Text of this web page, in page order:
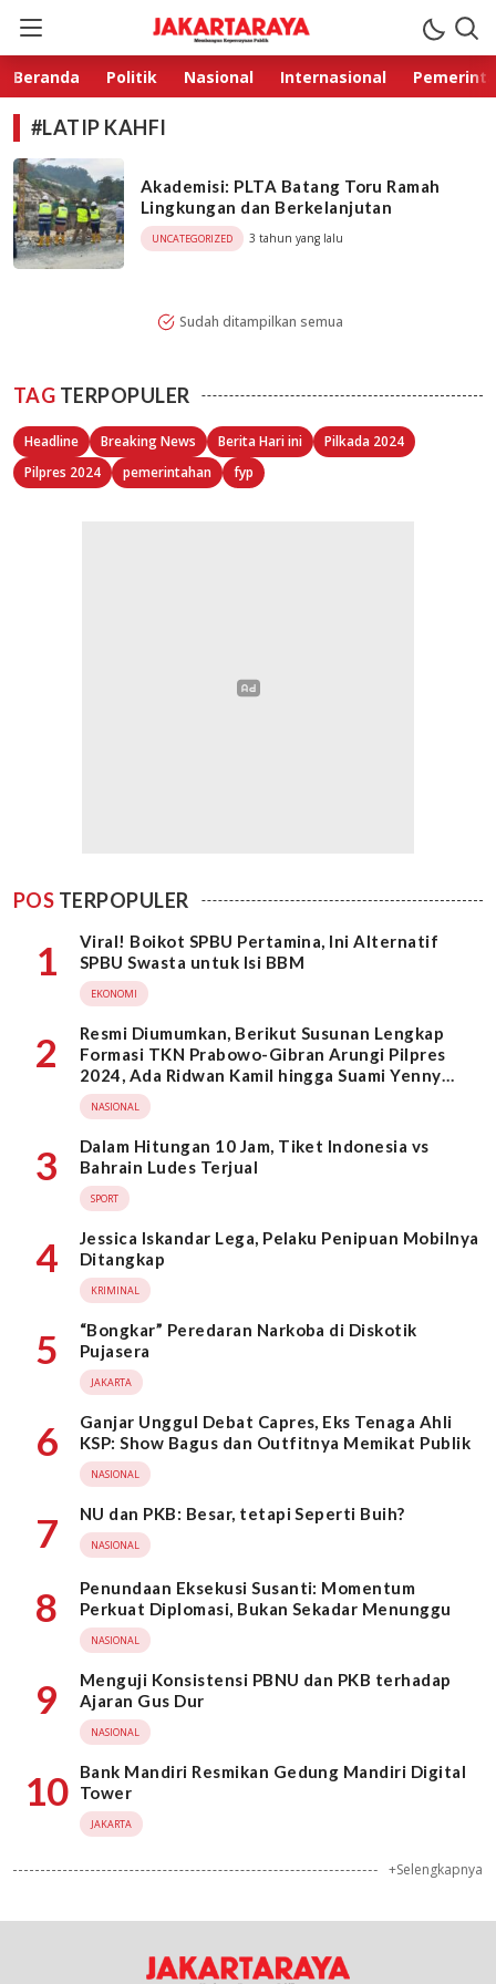
Jakarta Raya
Membangun Kepercayaan Publik
Beranda Politik Nasional Internasional
#LATIP KAHFI
Akademisi: PLTA Batang Toru Ramah
Lingkungan dan Berkelanjutan
UNCATEGORIZED 3 tahun yang lalu
Sudah ditampilkan semua
TAG TERPOPULER
Headline Breaking News Berita Hari ini
Pilkada 2024
Pilpres 2024
pemerintahan fyp
POS TERPOPULER
1
Viral! Boikot SPBU Pertamina, Ini Alternatif
SPBU Swasta untuk Isi BBM
EKONOMI
2
Resmi Diumumkan, Berikut Susunan Lengkap
Formasi TKN Prabowo-Gibran Arungi Pilpres
2024, Ada Ridwan Kamil hingga Suami Yenny
Wahid
NASIONAL
3
Dalam Hitungan 10 Jam, Tiket Indonesia vs
Bahrain Ludes Terjual
SPORT
4
Jessica Iskandar Lega, Pelaku Penipuan Mobilnya
Ditangkap
KRIMINAL
5
“Bongkar” Peredaran Narkoba di Diskotik
Pujasera
JAKARTA
6
Ganjar Unggul Debat Capres, Eks Tenaga Ahli
KSP: Show Bagus dan Outfitnya Memikat Publik
NASIONAL
7 NU dan PKB: Besar, tetapi Seperti Buih?
NASIONAL
8
Penundaan Eksekusi Susanti: Momentum
Perkuat Diplomasi, Bukan Sekadar Menunggu
NASIONAL
9
Menguji Konsistensi PBNU dan PKB terhadap
Ajaran Gus Dur
NASIONAL
10
Bank Mandiri Resmikan Gedung Mandiri Digital
Tower
JAKARTA
+Selengkapnya